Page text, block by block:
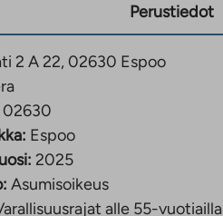
Perustiedot
2 A 22, 02630 Espoo
02630
Espoo
2025
Asumisoikeus
alle 55-vuotiailla